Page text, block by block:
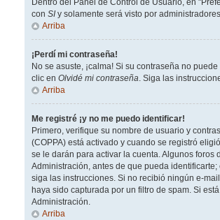
con SIy solamente será visto por
Arriba
¡Perdí mi contraseña!
No se asuste, ¡calma! Si su contraseña no
clic en Olvidé mi contraseña. Siga las
Arriba
Me registré ¡y no me puedo identificar!
Primero, verifique su nombre de usuario y
(COPPA) está activado y cuando se registró
se le darán para activar la cuenta. Algunos
Administración, antes de que pueda
siga las instrucciones. Si no recibió ningún e-
haya sido capturada por un filtro de spam. Si
Administración.
Arriba